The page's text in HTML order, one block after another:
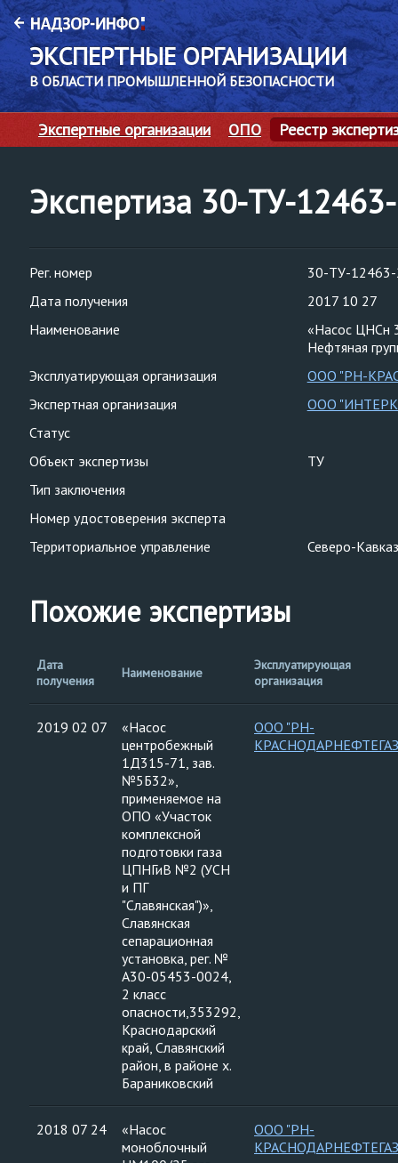
ЭКСПЕРТНЫЕ ОРГАНИЗАЦИИ
В ОБЛАСТИ ПРОМЫШЛЕННОЙ БЕЗОПАСНОСТИ
Экспертные организации ОПО Реестр
Экспертиза 30-ТУ-
Рег. номер
30-ТУ-
Дата получения
2017 10 27
Наименование
«Насос ЦНСн
Нефтяная
Эксплуатирующая организация
ООО "РН-
Экспертная организация
ООО
Статус
Объект экспертизы
ТУ
Тип заключения
Номер удостоверения эксперта
Территориальное управление
Северо-
Похожие экспертизы
Дата
получения
Наименование
Эксплуатирующая
организация
2019 02 07
«Насос
центробежный
1Д315-71, зав.
№5Б32»,
применяемое на
ОПО «Участок
комплексной
подготовки газа
ЦПНГиВ №2 (УСН
и ПГ
"Славянская")»,
Славянская
сепарационная
установка, рег. №
А30-05453-0024,
2 класс
опасности,353292,
Краснодарский
край, Славянский
район, в районе х.
Бараниковский
ООО "РН-
2018 07 24
«Насос
моноблочный
ООО "РН-